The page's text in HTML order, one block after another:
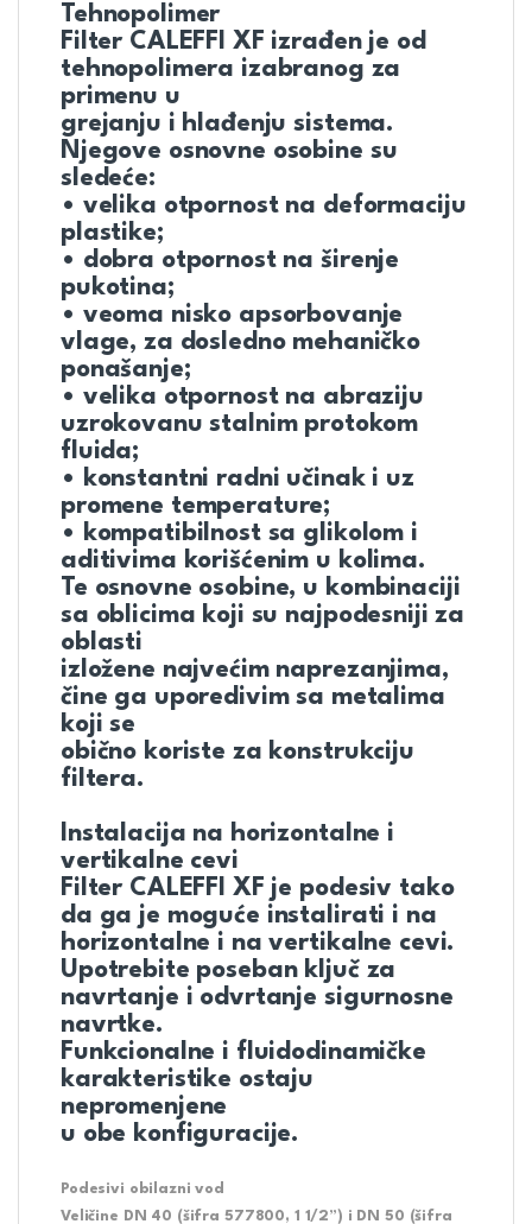
Tehnopolimer
Filter CALEFFI XF izrađen je od
tehnopolimera izabranog za
primenu u
grejanju i hlađenju sistema.
Njegove osnovne osobine su
sledeće:
• velika otpornost na deformaciju
plastike;
• dobra otpornost na širenje
pukotina;
• veoma nisko apsorbovanje
vlage, za dosledno mehaničko
ponašanje;
• velika otpornost na abraziju
uzrokovanu stalnim protokom
fluida;
• konstantni radni učinak i uz
promene temperature;
• kompatibilnost sa glikolom i
aditivima korišćenim u kolima.
Te osnovne osobine, u kombinaciji
sa oblicima koji su najpodesniji za
oblasti
izložene najvećim naprezanjima,
čine ga uporedivim sa metalima
koji se
obično koriste za konstrukciju
filtera.
Instalacija na horizontalne i
vertikalne cevi
Filter CALEFFI XF je podesiv tako
da ga je moguće instalirati i na
horizontalne i na vertikalne cevi.
Upotrebite poseban ključ za
navrtanje i odvrtanje sigurnosne
navrtke.
Funkcionalne i fluidodinamičke
karakteristike ostaju
nepromenjene
u obe konfiguracije.
Podesivi obilazni vod
Veličine DN 40 (šifra 577800, 1 1/2”) i DN 50 (šifra